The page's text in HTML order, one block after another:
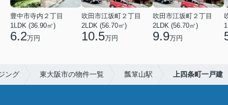
豊中市寺内２丁目
1LDK (36.90㎡)
6.2万円
吹田市江坂町２丁目
2LDK (56.70㎡)
10.5万円
吹田市江坂町２丁目
2LDK (56.70㎡)
9.9万円
ング 東大阪市の物件一覧 瓢箪山駅 上四条町一戸建